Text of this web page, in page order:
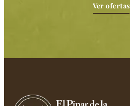
Ver ofertas